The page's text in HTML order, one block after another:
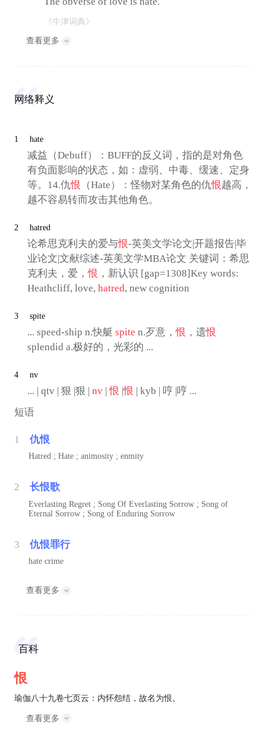
《牛津词典》
查看更多
网络释义
1 hate
减益（Debuff）：BUFF的反义词，指的是对角色
有负面影响的状态，如：虚弱、中毒、缓速、定身
等。14.仇恨 （Hate）：怪物对某角色的仇恨越高，
越不容易转而攻击其他角色。
2 hatred
论希思克利夫的爱与恨-英美文学论文|开题报告|毕
业论文|文献综述-英美文学MBA论文 关键词：希思
克利夫，爱，恨 ，新认识 [gap=1308]Key words:
Heathcliff, love, hatred, new cognition
3 spite
... speed-ship n.快艇 spite n.歹意，恨 ，遗恨
splendid a.极好的，光彩的 ...
4 nv
... | qtv | 狠 |狠 | nv|恨 |恨 | kyb | 哼 |哼 ...
短语
1 仇恨
Hatred ; Hate ; animosity ; enmity
2 长恨歌
Everlasting Regret ; Song Of Everlasting Sorrow ; Song of
Eternal Sorrow ; Song of Enduring Sorrow
3 仇恨罪行
hate crime
查看更多
百科
恨
瑜伽八十九卷七页云：内怀怨结，故名为恨。
查看更多